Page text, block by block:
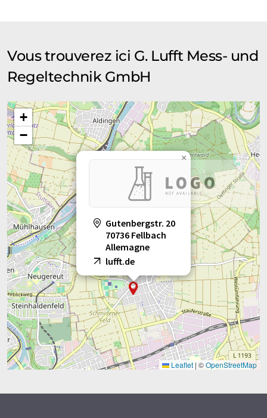
Vous trouverez ici G. Lufft Mess- und
Regeltechnik GmbH
Gutenbergstr. 20
70736 Fellbach
Allemagne
lufft.de
×
+
−
Leaflet | ©OpenStreetMap